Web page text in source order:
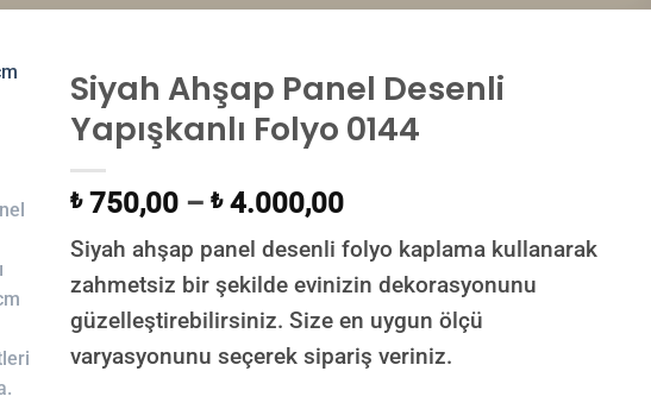
Siyah Ahşap Panel Desenli
Yapışkanlı Folyo 0144
₺750,00– ₺4.000,00
Siyah ahşap panel desenli folyo kaplama kullanarak
zahmetsiz bir şekilde evinizin dekorasyonunu
güzelleştirebilirsiniz. Size en uygun ölçü
varyasyonunu seçerek sipariş veriniz.